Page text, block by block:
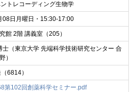
トレコーディング生物学
08日月曜日・15:30-17:00
館 2階 講義室（205）
士（東京大学 先端科学技術研究センター 合
）
6814）
第102回創薬科学セミナー.pdf